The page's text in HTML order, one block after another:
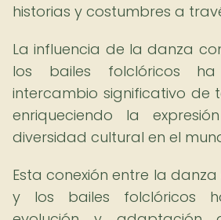
historias y costumbres a
La influencia de la danza
los bailes folclóricos
intercambio significativo de
enriqueciendo la
diversidad cultural en el
Esta conexión entre la
y los bailes folclóricos